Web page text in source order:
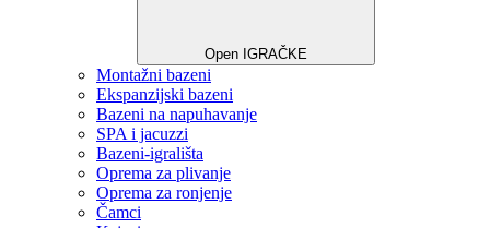
Open IGRAČKE
Montažni bazeni
Ekspanzijski bazeni
Bazeni na napuhavanje
SPA i jacuzzi
Bazeni-igrališta
Oprema za plivanje
Oprema za ronjenje
Čamci